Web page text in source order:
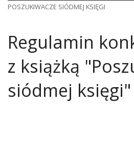
POSZUKIWACZE SIÓDMEJ KSIĘGI
Regulamin
z książką
siódmej księgi"